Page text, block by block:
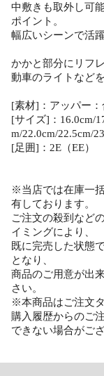
中敷きも取外し可
ポイント。
幅広いシーンで活
かかと部分にリフ
動車のライトなど
[素材]：アッパー
[サイズ]：16.0cm/
m/22.0cm/22.5cm/
[足囲]：2E（EE）
※当店では在庫一
有しております。
ご注文の殺到など
イミングにより、
既に完売した状態
となり、
商品のご用意が出
さい。
※本商品はご注文
購入履歴からのご
できない場合がご